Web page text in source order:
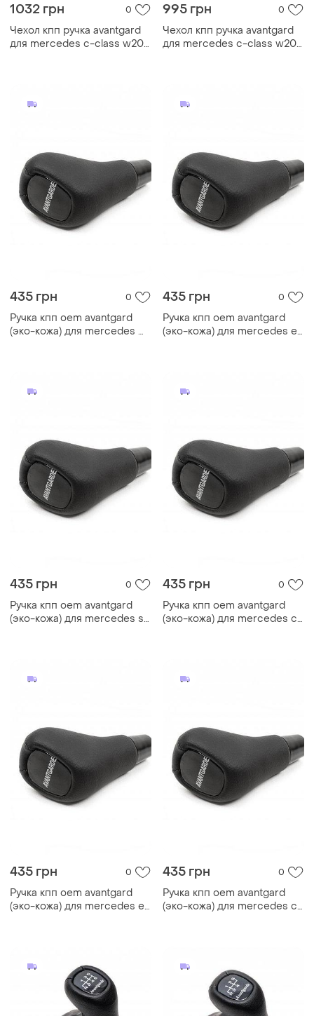
1032 грн 0
Чехол кпп ручка avantgard
для mercedes c-class w202
995 грн 0
Чехол кпп ручка avantgard
для mercedes c-class w202
435 грн 0
Ручка кпп oem avantgard
(эко-кожа) для mercedes ml
435 грн 0
Ручка кпп oem avantgard
(эко-кожа) для mercedes e-
435 грн 0
Ручка кпп oem avantgard
(эко-кожа) для mercedes s-
435 грн 0
Ручка кпп oem avantgard
(эко-кожа) для mercedes c-
435 грн 0
Ручка кпп oem avantgard
(эко-кожа) для mercedes e-
435 грн 0
Ручка кпп oem avantgard
(эко-кожа) для mercedes c-